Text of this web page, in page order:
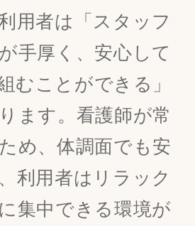
用者は「スタッフ
手厚く、安心して
むことができる」
ます。看護師が常
め、体調面でも安
利用者はリラック
集中できる環境が